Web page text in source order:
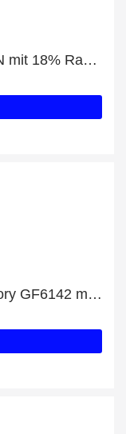
Letztes Angebot: ROTE BLUSEN mit 18% Rabatt
Neuestes Angebot - Guess Factory GF6142 mit 30% Rabatt